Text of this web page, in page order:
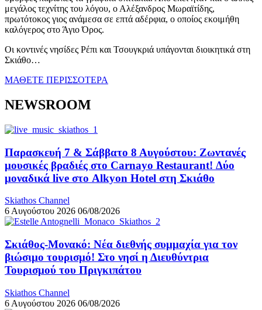
μεγάλος τεχνίτης του λόγου, ο Αλέξανδρος Μωραϊτίδης,
πρωτότοκος γιος ανάμεσα σε επτά αδέρφια, ο οποίος εκοιμήθη
καλόγερος στο Άγιο Όρος.
Οι κοντινές νησίδες Ρέπι και Τσουγκριά υπάγονται διοικητικά στη
Σκιάθο…
ΜΑΘΕΤΕ ΠΕΡΙΣΣΟΤΕΡΑ
NEWSROOM
Παρασκευή 7 & Σάββατο 8 Αυγούστου: Ζωντανές
μουσικές βραδιές στο Carnayo Restaurant! Δύο
μοναδικά live στο Alkyon Hotel στη Σκιάθο
Skiathos Channel
6 Αυγούστου 2026 06/08/2026
Σκιάθος-Μονακό: Νέα διεθνής συμμαχία για τον
βιώσιμο τουρισμό! Στο νησί η Διευθύντρια
Τουρισμού του Πριγκιπάτου
Skiathos Channel
6 Αυγούστου 2026 06/08/2026